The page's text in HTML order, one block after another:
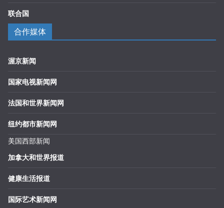
联合国
合作媒体
渥京新闻
国家电视新闻网
法国和世界新闻网
纽约都市新闻网
美国西部新闻
加拿大和世界报道
健康生活报道
国际艺术新闻网